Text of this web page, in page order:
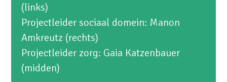
(links)
Projectleider sociaal domein: Manon
Amkreutz (rechts)
Projectleider zorg: Gaia Katzenbauer
(midden)